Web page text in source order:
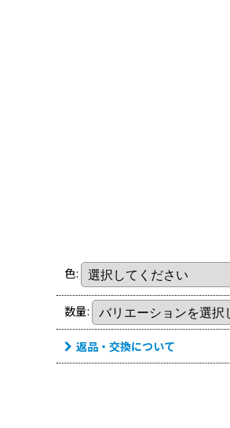
色:
数量:
返品・交換について